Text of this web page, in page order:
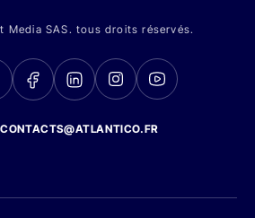
Media SAS. tous droits réservés.